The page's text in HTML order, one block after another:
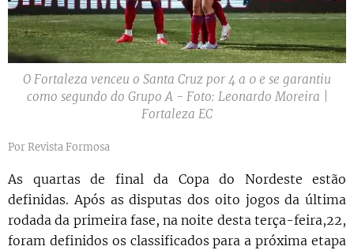
O Fortaleza venceu o Santa Cruz por 4 a 0 e se garantiu
como segundo do Grupo A - Foto: Leonardo Moreira |
Fortaleza EC
Por Revista Formosa
As quartas de final da Copa do Nordeste estão
definidas. Após as disputas dos oito jogos da última
rodada da primeira fase, na noite desta terça-feira,22,
foram definidos os classificados para a próxima etapa